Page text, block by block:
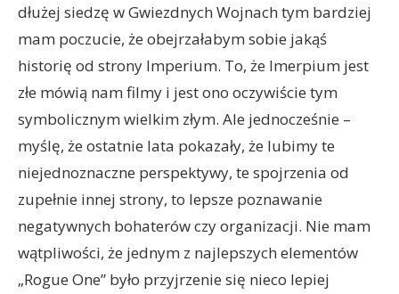
dłużej siedzę w Gwiezdnych Wojnach tym bardziej
mam poczucie, że obejrzałabym sobie jakąś
historię od strony Imperium. To, że Imerpium jest
złe mówią nam filmy i jest ono oczywiście tym
symbolicznym wielkim złym. Ale jednocześnie –
myślę, że ostatnie lata pokazały, że lubimy te
niejednoznaczne perspektywy, te spojrzenia od
zupełnie innej strony, to lepsze poznawanie
negatywnych bohaterów czy organizacji. Nie mam
wątpliwości, że jednym z najlepszych elementów
„Rogue One” było przyjrzenie się nieco lepiej